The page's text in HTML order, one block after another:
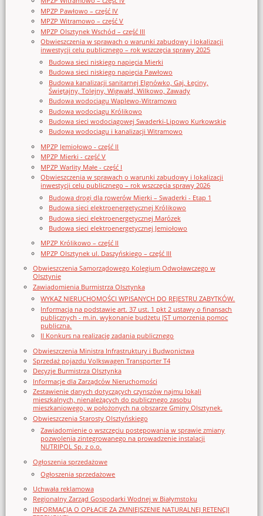
MPZP Pawłowo – część IV
MPZP Witramowo – część V
MPZP Olsztynek Wschód – część III
Obwieszczenia w sprawach o warunki zabudowy i lokalizacji
inwestycji celu publicznego – rok wszczęcia sprawy 2025
Budowa sieci niskiego napięcia Mierki
Budowa sieci niskiego napięcia Pawłowo
Budowa kanalizacji sanitarnej Elgnówko, Gaj, Łęciny,
Świętajny, Tolejny, Wigwałd, Wilkowo, Zawady
Budowa wodociągu Waplewo-Witramowo
Budowa wodociągu Królikowo
Budowa sieci wodociągowej Swaderki-Lipowo Kurkowskie
Budowa wodociągu i kanalizacji Witramowo
MPZP Jemiołowo - część II
MPZP Mierki - część V
MPZP Warlity Małe - część I
Obwieszczenia w sprawach o warunki zabudowy i lokalizacji
inwestycji celu publicznego – rok wszczęcia sprawy 2026
Budowa drogi dla rowerów Mierki – Swaderki - Etap 1
Budowa sieci elektroenergetycznej Królikowo
Budowa sieci elektroenergetycznej Marózek
Budowa sieci elektroenergetycznej Jemiołowo
MPZP Królikowo – część II
MPZP Olsztynek ul. Daszyńskiego – część III
Obwieszczenia Samorządowego Kolegium Odwoławczego w
Olsztynie
Zawiadomienia Burmistrza Olsztynka
WYKAZ NIERUCHOMOŚCI WPISANYCH DO REJESTRU ZABYTKÓW.
Informacja na podstawie art. 37 ust. 1 pkt 2 ustawy o finansach
publicznych - m.in. wykonanie budżetu JST umorzenia pomoc
publiczna.
II Konkurs na realizację zadania publicznego
Obwieszczenia Ministra Infrastruktury i Budwonictwa
Sprzedaż pojazdu Volkswagen Transporter T4
Decyzje Burmistrza Olsztynka
Informacje dla Zarządców Nieruchomości
Zestawienie danych dotyczących czynszów najmu lokali
mieszkalnych, nienależących do publicznego zasobu
mieszkaniowego, w położonych na obszarze Gminy Olsztynek.
Obwieszczenia Starosty Olsztyńskiego
Zawiadomienie o wszczęciu postępowania w sprawie zmiany
pozwolenia zintegrowanego na prowadzenie instalacji
NUTRIPOL Sp. z o.o.
Ogłoszenia sprzedażowe
Ogłoszenia sprzedażowe
Uchwała reklamowa
Regionalny Zarząd Gospodarki Wodnej w Białymstoku
INFORMACJA O OPŁACIE ZA ZMNIEJSZENIE NATURALNEJ RETENCJI